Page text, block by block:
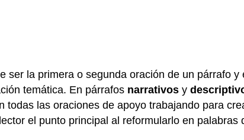
ser la primera o segunda oración de un párrafo
temática. En párrafos narrativos y
las oraciones de apoyo trabajando para
el punto principal al reformularlo en palabras